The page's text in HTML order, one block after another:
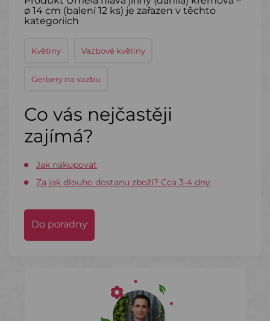
ø 14 cm (balení 12 ks) je zařazen v těchto
kategoriích
Květiny Vazbové květiny
Gerbery na vazbu
Co vás nejčastěji
zajímá?
Jak nakupovat
Za jak dlouho dostanu zboží? Cca 3-4 dny
Do poradny